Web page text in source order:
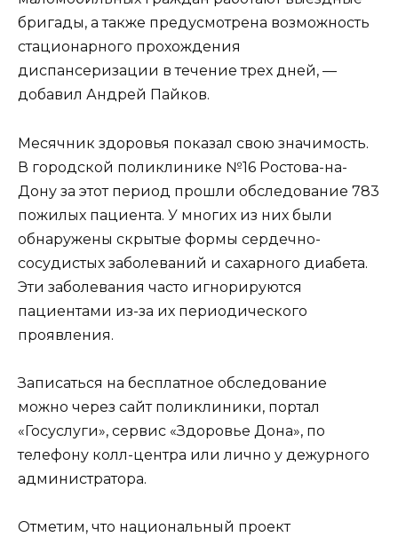
бригады, а также предусмотрена возможность
стационарного прохождения
диспансеризации в течение трех дней, —
добавил Андрей Пайков.
Месячник здоровья показал свою значимость.
В городской поликлинике №16 Ростова-на-
Дону за этот период прошли обследование 783
пожилых пациента. У многих из них были
обнаружены скрытые формы сердечно-
сосудистых заболеваний и сахарного диабета.
Эти заболевания часто игнорируются
пациентами из-за их периодического
проявления.
Записаться на бесплатное обследование
можно через сайт поликлиники, портал
«Госуслуги», сервис «Здоровье Дона», по
телефону колл-центра или лично у дежурного
администратора.
Отметим, что национальный проект